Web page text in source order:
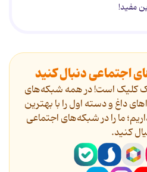
مفید!
اجتماعی دنبال کنید
یک کلیک است! در همه شبکه‌های
داغ و دسته اول را با بهترین
ما را در شبکه‌های اجتماعی
کنید.